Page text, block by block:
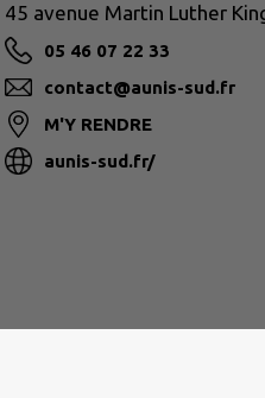
45 avenue Martin Luther
05 46 07 22 33
contact@aunis-sud.fr
M'Y RENDRE
aunis-sud.fr/